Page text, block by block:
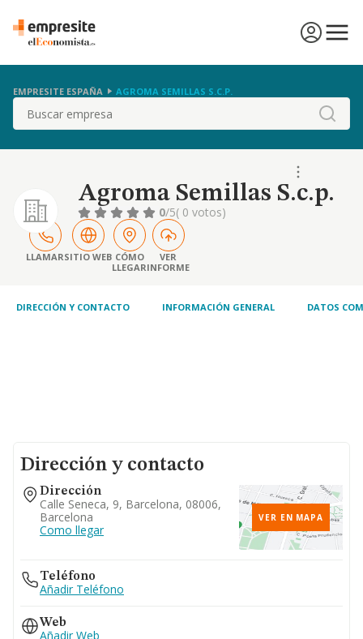
EMPRESITE ESPAÑA AGROMA SEMILLAS S.C.P.
Buscar
Agroma Semillas S.c.p.
0/5( 0 votos)
LLAMARSITIO WEB CÓMO
LLEGAR
VER
INFORME
DIRECCIÓN Y CONTACTO INFORMACIÓN GENERAL DATOS
Dirección y contacto
Dirección
Calle Seneca, 9, Barcelona, 08006,
Barcelona
Como llegar
VER EN MAPA
Teléfono
Añadir Teléfono
Web
Añadir Web